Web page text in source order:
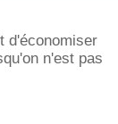
d'économiser
n'est pas